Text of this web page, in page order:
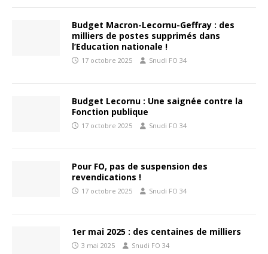
Budget Macron-Lecornu-Geffray : des
milliers de postes supprimés dans
l’Education nationale !
17 octobre 2025 Snudi FO 34
Budget Lecornu : Une saignée contre la
Fonction publique
17 octobre 2025 Snudi FO 34
Pour FO, pas de suspension des
revendications !
17 octobre 2025 Snudi FO 34
1er mai 2025 : des centaines de milliers
3 mai 2025 Snudi FO 34